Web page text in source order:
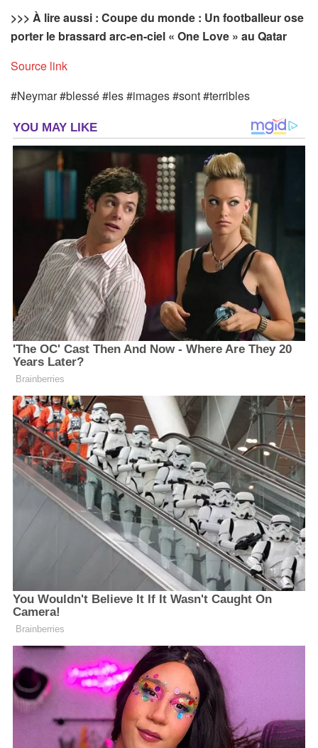
>>> À lire aussi : Coupe du monde : Un footballeur ose
porter le brassard arc-en-ciel « One Love » au Qatar
Source link
#Neymar #blessé #les #images #sont #terribles